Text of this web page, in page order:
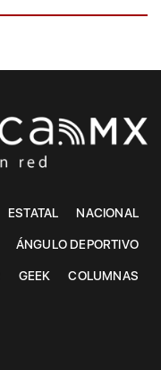
ESTATAL NACIONAL
ÁNGULO DEPORTIVO
GEEK COLUMNAS